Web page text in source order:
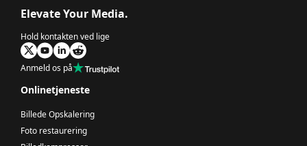
Elevate Your Media.
Hold kontakten ved lige
Anmeld os på
Onlinetjeneste
Billede Opskalering
Foto restaurering